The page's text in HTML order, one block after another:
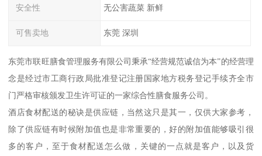
安全性 无公害蔬菜 新鲜
可售卖地 东莞 深圳
东莞市联旺膳食管理服务有限公司秉承“经营规范诚信为本”的经营理
念是经过市工商行政局批准登记注册国家地方税务登记手续齐全市
门严格审核颁发卫生许可证的一家综合性膳食服务公司。
酒店食材配送的秘诀是供应链，当然这只是其一，仅供大家参考，
除了供应链有时候附加值也是非常重要的，好的附加值能够吸引很
多的客户，至于食材配送怎么做，关键的一点就是客户，以及货